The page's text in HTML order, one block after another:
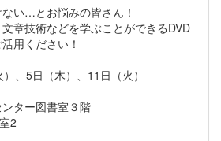
い…とお悩みの皆さん！
章技術などを学ぶことができるDVD
用ください！
、5日（木）、11日（火）
ンター図書室３階
2